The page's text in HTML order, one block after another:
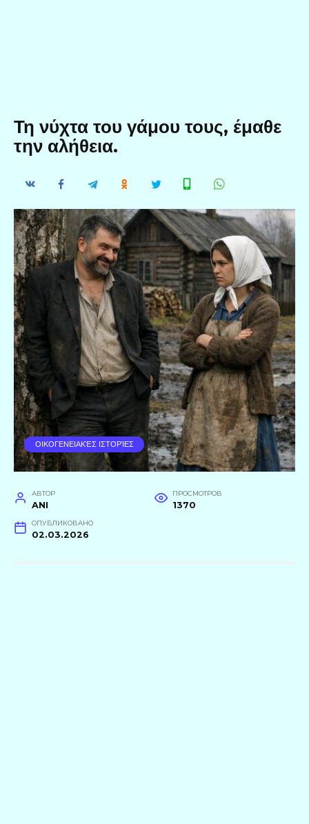
Τη νύχτα του γάμου τους, έμαθε
την αλήθεια.
ΟΙΚΟΓΕΝΕΙΑΚΈΣ ΙΣΤΟΡΊΕΣ
АВТОР
ANI
ПРОСМОТРОВ
1370
ОПУБЛИКОВАНО
02.03.2026